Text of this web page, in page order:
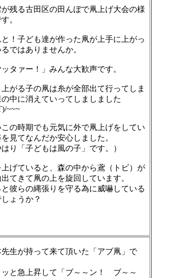
残る古田区の田んぼで凧上げ大会の様
。
と！子ども達が作った凧が上手に上がっ
ではありませんか。
ッタァー！」みんな大歓声です。
上がる子の凧は糸が全部出て行ってしま
の中に消えていってしましました
~~~
この時期でも元気に外で凧上げをしてい
を見てなんだか安心しました。
はり「子どもは風の子」です。）
上げていると、森の中から鳶（トビ）が
てきて凧の上を旋回しています。
と彼らの縄張りを守る為に威嚇している
ょうか？
生が持って来て頂いた「アブ凧」で
ッと急上昇して「ブ～～ン！ ブ～～